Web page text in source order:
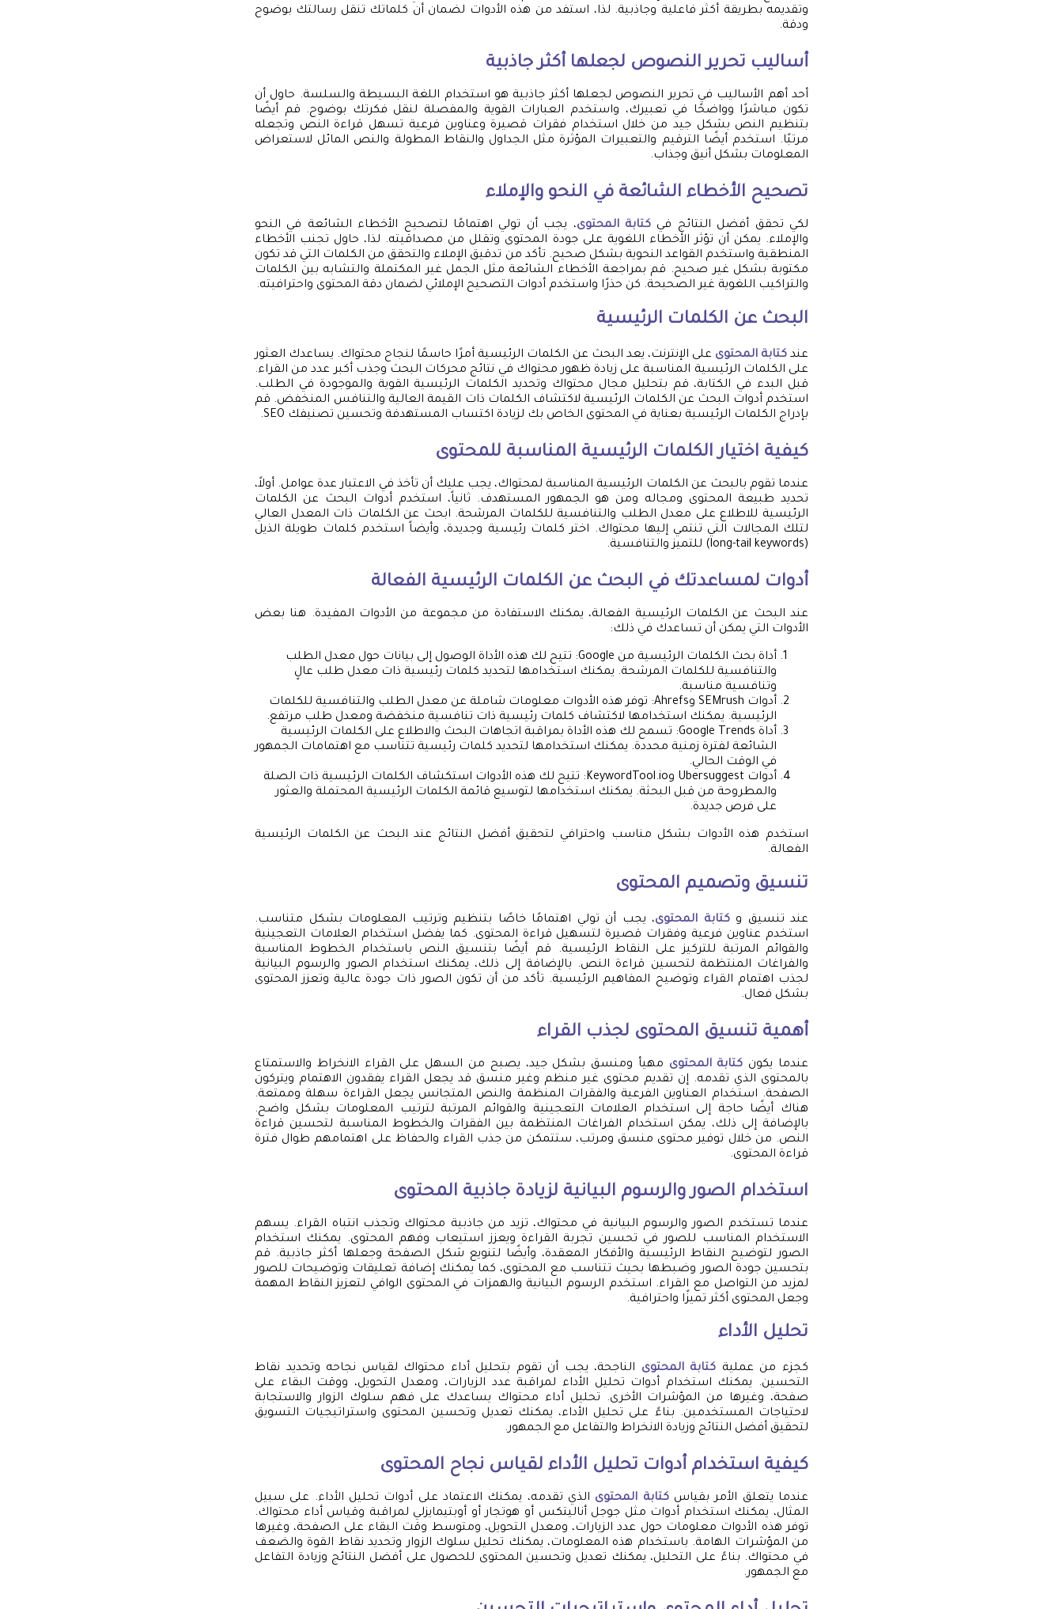
وتقديمه بطريقة أكثر فاعلية وجاذبية. لذا، استفد من هذه الأدوات لضمان أن كلماتك تنقل رسالتك بوضوح
ودقة.
أساليب تحرير النصوص لجعلها أكثر جاذبية
أحد أهم الأساليب في تحرير النصوص لجعلها أكثر جاذبية هو استخدام اللغة البسيطة والسلسة. حاول أن
تكون مباشرًا وواضحًا في تعبيرك، واستخدم العبارات القوية والمفصلة لنقل فكرتك بوضوح. قم أيضًا
بتنظيم النص بشكل جيد من خلال استخدام فقرات قصيرة وعناوين فرعية تسهل قراءة النص وتجعله
مرتبًا. استخدم أيضًا الترقيم والتعبيرات المؤثرة مثل الجداول والنقاط المطولة والنص المائل لاستعراض
المعلومات بشكل أنيق وجذاب.
تصحيح الأخطاء الشائعة في النحو والإملاء
لكي تحقق أفضل النتائج في كتابة المحتوى، يجب أن تولي اهتمامًا لتصحيح الأخطاء الشائعة في النحو
والإملاء. يمكن أن تؤثر الأخطاء اللغوية على جودة المحتوى وتقلل من مصداقيته. لذا، حاول تجنب الأخطاء
المنطقية واستخدم القواعد النحوية بشكل صحيح. تأكد من تدقيق الإملاء والتحقق من الكلمات التي قد تكون
مكتوبة بشكل غير صحيح. قم بمراجعة الأخطاء الشائعة مثل الجمل غير المكتملة والتشابه بين الكلمات
والتراكيب اللغوية غير الصحيحة. كن حذرًا واستخدم أدوات التصحيح الإملائي لضمان دقة المحتوى واحترافيته.
البحث عن الكلمات الرئيسية
عندكتابة المحتوى على الإنترنت، يعد البحث عن الكلمات الرئيسية أمرًا حاسمًا لنجاح محتواك. يساعدك العثور
على الكلمات الرئيسية المناسبة على زيادة ظهور محتواك في نتائج محركات البحث وجذب أكبر عدد من القراء.
قبل البدء في الكتابة، قم بتحليل مجال محتواك وتحديد الكلمات الرئيسية القوية والموجودة في الطلب.
استخدم أدوات البحث عن الكلمات الرئيسية لاكتشاف الكلمات ذات القيمة العالية والتنافس المنخفض. قم
بإدراج الكلمات الرئيسية بعناية في المحتوى الخاص بك لزيادة اكتساب المستهدفة وتحسين تصنيفك SEO.
كيفية اختيار الكلمات الرئيسية المناسبة للمحتوى
عندما تقوم بالبحث عن الكلمات الرئيسية المناسبة لمحتواك، يجب عليك أن تأخذ في الاعتبار عدة عوامل. أولاً،
تحديد طبيعة المحتوى ومجاله ومن هو الجمهور المستهدف. ثانياً، استخدم أدوات البحث عن الكلمات
الرئيسية للاطلاع على معدل الطلب والتنافسية للكلمات المرشحة. ابحث عن الكلمات ذات المعدل العالي
لتلك المجالات التي تنتمي إليها محتواك. اختر كلمات رئيسية وجديدة، وأيضاً استخدم كلمات طويلة الذيل
(long-tail keywords) للتميز والتنافسية.
أدوات لمساعدتك في البحث عن الكلمات الرئيسية الفعالة
عند البحث عن الكلمات الرئيسية الفعالة، يمكنك الاستفادة من مجموعة من الأدوات المفيدة. هنا بعض
الأدوات التي يمكن أن تساعدك في ذلك:
أداة بحث الكلمات الرئيسية من Google: تتيح لك هذه الأداة الوصول إلى بيانات حول معدل الطلب
والتنافسية للكلمات المرشحة. يمكنك استخدامها لتحديد كلمات رئيسية ذات معدل طلب عالٍ
وتنافسية مناسبة.
أدوات SEMrush وAhrefs: توفر هذه الأدوات معلومات شاملة عن معدل الطلب والتنافسية للكلمات
الرئيسية. يمكنك استخدامها لاكتشاف كلمات رئيسية ذات تنافسية منخفضة ومعدل طلب مرتفع.
أداة Google Trends: تسمح لك هذه الأداة بمراقبة اتجاهات البحث والاطلاع على الكلمات الرئيسية
الشائعة لفترة زمنية محددة. يمكنك استخدامها لتحديد كلمات رئيسية تتناسب مع اهتمامات الجمهور
في الوقت الحالي.
أدوات Ubersuggest وKeywordTool.io: تتيح لك هذه الأدوات استكشاف الكلمات الرئيسية ذات الصلة
والمطروحة من قبل البحثة. يمكنك استخدامها لتوسيع قائمة الكلمات الرئيسية المحتملة والعثور
على فرص جديدة.
استخدم هذه الأدوات بشكل مناسب واحترافي لتحقيق أفضل النتائج عند البحث عن الكلمات الرئيسية
الفعالة.
تنسيق وتصميم المحتوى
عند تنسيق وكتابة المحتوى، يجب أن تولي اهتمامًا خاصًا بتنظيم وترتيب المعلومات بشكل متناسب.
استخدم عناوين فرعية وفقرات قصيرة لتسهيل قراءة المحتوى. كما يفضل استخدام العلامات التعجينية
والقوائم المرتبة للتركيز على النقاط الرئيسية. قم أيضًا بتنسيق النص باستخدام الخطوط المناسبة
والفراغات المنتظمة لتحسين قراءة النص. بالإضافة إلى ذلك، يمكنك استخدام الصور والرسوم البيانية
لجذب اهتمام القراء وتوضيح المفاهيم الرئيسية. تأكد من أن تكون الصور ذات جودة عالية وتعزز المحتوى
بشكل فعال.
أهمية تنسيق المحتوى لجذب القراء
عندما يكون كتابة المحتوى مهيأ ومنسق بشكل جيد، يصبح من السهل على القراء الانخراط والاستمتاع
بالمحتوى الذي تقدمه. إن تقديم محتوى غير منظم وغير منسق قد يجعل القراء يفقدون الاهتمام ويتركون
الصفحة. استخدام العناوين الفرعية والفقرات المنظمة والنص المتجانس يجعل القراءة سهلة وممتعة.
هناك أيضًا حاجة إلى استخدام العلامات التعجينية والقوائم المرتبة لترتيب المعلومات بشكل واضح.
بالإضافة إلى ذلك، يمكن استخدام الفراغات المنتظمة بين الفقرات والخطوط المناسبة لتحسين قراءة
النص. من خلال توفير محتوى منسق ومرتب، ستتمكن من جذب القراء والحفاظ على اهتمامهم طوال فترة
قراءة المحتوى.
استخدام الصور والرسوم البيانية لزيادة جاذبية المحتوى
عندما تستخدم الصور والرسوم البيانية في محتواك، تزيد من جاذبية محتواك وتجذب انتباه القراء. يسهم
الاستخدام المناسب للصور في تحسين تجربة القراءة ويعزز استيعاب وفهم المحتوى. يمكنك استخدام
الصور لتوضيح النقاط الرئيسية والأفكار المعقدة، وأيضًا لتنويع شكل الصفحة وجعلها أكثر جاذبية. قم
بتحسين جودة الصور وضبطها بحيث تتناسب مع المحتوى، كما يمكنك إضافة تعليقات وتوضيحات للصور
لمزيد من التواصل مع القراء. استخدم الرسوم البيانية والهمزات في المحتوى الوافي لتعزيز النقاط المهمة
وجعل المحتوى أكثر تميزًا واحترافية.
تحليل الأداء
كجزء من عملية كتابة المحتوى الناجحة، يجب أن تقوم بتحليل أداء محتواك لقياس نجاحه وتحديد نقاط
التحسين. يمكنك استخدام أدوات تحليل الأداء لمراقبة عدد الزيارات، ومعدل التحويل، ووقت البقاء على
صفحة، وغيرها من المؤشرات الأخرى. تحليل أداء محتواك يساعدك على فهم سلوك الزوار والاستجابة
لاحتياجات المستخدمين. بناءً على تحليل الأداء، يمكنك تعديل وتحسين المحتوى واستراتيجيات التسويق
لتحقيق أفضل النتائج وزيادة الانخراط والتفاعل مع الجمهور.
كيفية استخدام أدوات تحليل الأداء لقياس نجاح المحتوى
عندما يتعلق الأمر بقياسكتابة المحتوى الذي تقدمه، يمكنك الاعتماد على أدوات تحليل الأداء. على سبيل
المثال، يمكنك استخدام أدوات مثل جوجل أناليتكس أو هوتجار أو أوبتيمايزلي لمراقبة وقياس أداء محتواك.
توفر هذه الأدوات معلومات حول عدد الزيارات، ومعدل التحويل، ومتوسط وقت البقاء على الصفحة، وغيرها
من المؤشرات الهامة. باستخدام هذه المعلومات، يمكنك تحليل سلوك الزوار وتحديد نقاط القوة والضعف
في محتواك. بناءً على التحليل، يمكنك تعديل وتحسين المحتوى للحصول على أفضل النتائج وزيادة التفاعل
مع الجمهور.